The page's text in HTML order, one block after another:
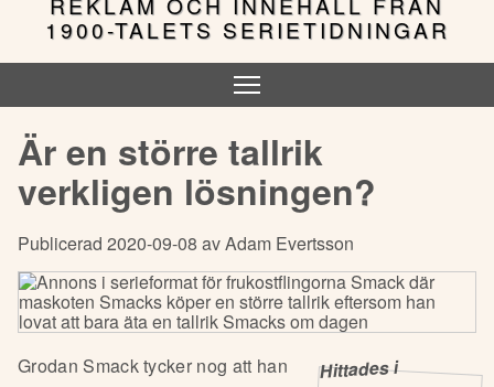
1900-TALETS SERIETIDNINGAR
Är en större tallrik
verkligen lösningen?
Publicerad 2020-09-08 av Adam Evertsson
Hittades i
Grodan Smack tycker nog att han